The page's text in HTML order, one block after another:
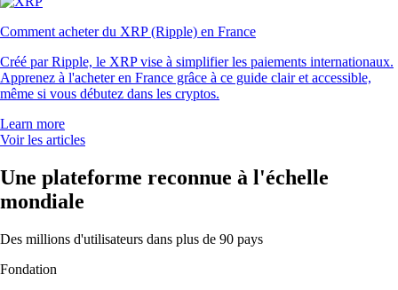
Comment acheter du XRP (Ripple) en France
Créé par Ripple, le XRP vise à simplifier les paiements internationaux.
Apprenez à l'acheter en France grâce à ce guide clair et accessible,
même si vous débutez dans les cryptos.
Learn more
Voir les articles
Une plateforme reconnue à l'échelle
mondiale
Des millions d'utilisateurs dans plus de 90 pays
Fondation